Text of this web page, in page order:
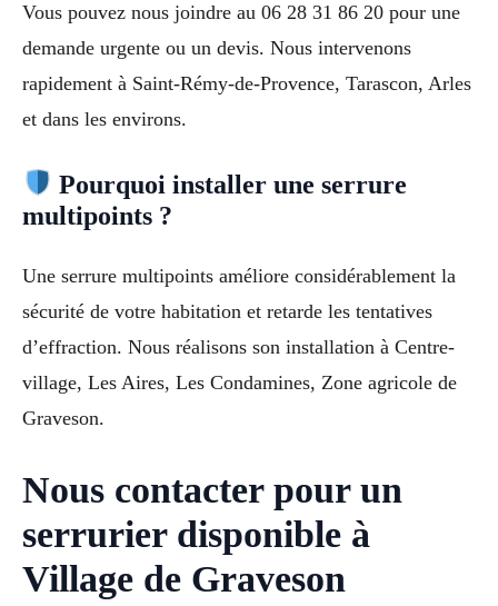
Vous pouvez nous joindre au 06 28 31 86 20 pour une
demande urgente ou un devis. Nous intervenons
rapidement à Saint-Rémy-de-Provence, Tarascon, Arles
et dans les environs.
Pourquoi installer une serrure
multipoints ?
Une serrure multipoints améliore considérablement la
sécurité de votre habitation et retarde les tentatives
d’effraction. Nous réalisons son installation à Centre-
village, Les Aires, Les Condamines, Zone agricole de
Graveson.
Nous contacter pour un
serrurier disponible à
Village de Graveson